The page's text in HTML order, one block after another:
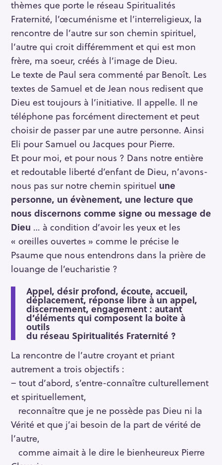
thèmes que porte le réseau Spiritualités
Fraternité, l’œcuménisme et l’interreligieux, la
rencontre de l’autre sur son chemin spirituel,
l’autre qui croit différemment et qui est mon
frère, ma soeur, créés à l’image de Dieu.
Le texte de Paul sera commenté par Benoît. Les
textes de Samuel et de Jean nous redisent que
Dieu est toujours à l’initiative. Il appelle. Il ne
téléphone pas forcément directement et peut
choisir de passer par une autre personne. Ainsi
Eli pour Samuel ou Jacques pour Pierre.
Et pour moi, et pour nous ? Dans notre entière
et redoutable liberté d’enfant de Dieu, n’avons-
nous pas sur notre chemin spirituel une
personne, un évènement, une lecture que
nous discernons comme signe ou message de
Dieu … à condition d’avoir les yeux et les
« oreilles ouvertes » comme le précise le
Psaume que nous entendrons dans la prière de
louange de l’eucharistie ?
Appel, désir profond, écoute, accueil,
déplacement, réponse libre à un appel,
discernement, engagement: autant
d’éléments qui composent la boite à
outils
du réseau Spiritualités Fraternité ?
La rencontre de l’autre croyant et priant
autrement a trois objectifs :
– tout d’abord, s’entre-connaître culturellement
et spirituellement,
reconnaître que je ne possède pas Dieu ni la
Vérité et que j’ai besoin de la part de vérité de
l’autre,
comme aimait à le dire le bienheureux Pierre